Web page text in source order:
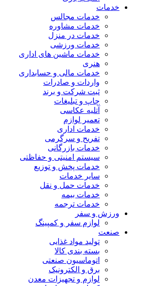
خدمات
خدمات مجالس
خدمات مشاوره
خدمات در منزل
خدمات ورزشی
خدمات ماشین های اداری
هنری
خدمات مالی و حسابداری
واردات و صادرات
ثبت شرکت و برند
چاپ و تبلیغات
آتلیه عکاسی
تعمیر لوازم
خدمات اداری
تفریح و سرگرمی
خدمات بازرگانی
سیستم امنیتی و حفاظتی
خدمات پخش و توزیع
سایر خدمات
خدمات حمل و نقل
خدمات بیمه
خدمات ترجمه
ورزش و سفر
لوازم سفر و کمپینگ
صنعت
تولید مواد غذایی
بسته بندی کالا
اتوماسیون صنعتی
برق و الکترونیک
لوازم و تجهیزات معدن